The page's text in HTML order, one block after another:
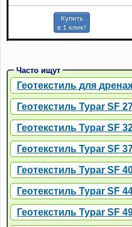
Купить
в 1 клик!
Часто ищут
Геотекстиль для
Геотекстиль Typar SF
Геотекстиль Typar SF
Геотекстиль Typar SF
Геотекстиль Typar SF
Геотекстиль Typar SF
Геотекстиль Typar SF